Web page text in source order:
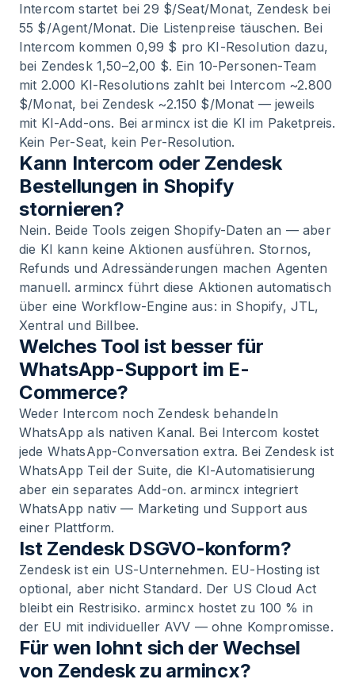
Intercom startet bei 29 $/Seat/Monat, Zendesk bei
55 $/Agent/Monat. Die Listenpreise täuschen. Bei
Intercom kommen 0,99 $ pro KI-Resolution dazu,
bei Zendesk 1,50–2,00 $. Ein 10-Personen-Team
mit 2.000 KI-Resolutions zahlt bei Intercom ~2.800
$/Monat, bei Zendesk ~2.150 $/Monat — jeweils
mit KI-Add-ons. Bei armincx ist die KI im Paketpreis.
Kein Per-Seat, kein Per-Resolution.
Kann Intercom oder Zendesk
Bestellungen in Shopify
stornieren?
Nein. Beide Tools zeigen Shopify-Daten an — aber
die KI kann keine Aktionen ausführen. Stornos,
Refunds und Adressänderungen machen Agenten
manuell. armincx führt diese Aktionen automatisch
über eine Workflow-Engine aus: in Shopify, JTL,
Xentral und Billbee.
Welches Tool ist besser für
WhatsApp-Support im E-
Commerce?
Weder Intercom noch Zendesk behandeln
WhatsApp als nativen Kanal. Bei Intercom kostet
jede WhatsApp-Conversation extra. Bei Zendesk ist
WhatsApp Teil der Suite, die KI-Automatisierung
aber ein separates Add-on. armincx integriert
WhatsApp nativ — Marketing und Support aus
einer Plattform.
Ist Zendesk DSGVO-konform?
Zendesk ist ein US-Unternehmen. EU-Hosting ist
optional, aber nicht Standard. Der US Cloud Act
bleibt ein Restrisiko. armincx hostet zu 100 % in
der EU mit individueller AVV — ohne Kompromisse.
Für wen lohnt sich der Wechsel
von Zendesk zu armincx?